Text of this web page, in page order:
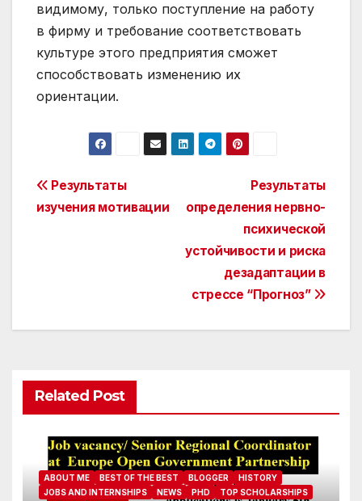
видимому, только поступление на работу
в фирму и требование соответствовать
культуре этого предприятия сможет
способствовать изменению их
ориентации.
Post
navigation
Результаты
определения нервно-
психической
устойчивости и риска
дезадаптации в
стрессе “Прогноз”
Результаты
изучения мотивации
Related Post
ABOUT ME BEST OF THE BEST BLOGGER
HISTORY
JOBS AND INTERNSHIPS
NEWS PHD TOP SCHOLARSHIPS